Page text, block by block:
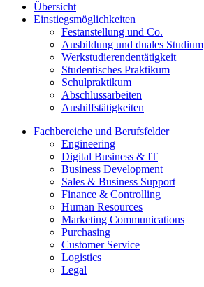
Übersicht
Einstiegsmöglichkeiten
Festanstellung und Co.
Ausbildung und duales Studium
Werkstudierendentätigkeit
Studentisches Praktikum
Schulpraktikum
Abschlussarbeiten
Aushilfstätigkeiten
Fachbereiche und Berufsfelder
Engineering
Digital Business & IT
Business Development
Sales & Business Support
Finance & Controlling
Human Resources
Marketing Communications
Purchasing
Customer Service
Logistics
Legal